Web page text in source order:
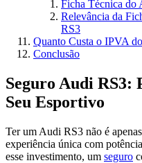
Ficha Técnica do
Relevância da
RS3
Quanto Custa o IPVA
Conclusão
Seguro Audi RS3:
Seu Esportivo
Ter um Audi RS3 não é
experiência única com
esse investimento, um seguro